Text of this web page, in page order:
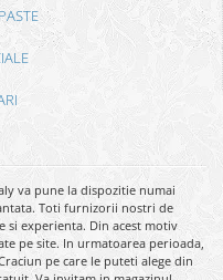
va pune la dispozitie numai
Toti furnizorii nostri de
si experienta. Din acest motiv
pe site. In urmatoarea perioada,
pe care le puteti alege din